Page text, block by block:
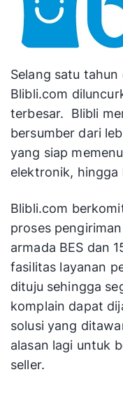
Selang satu
Blibli.com
terbesar. Blibli
bersumber dari
yang siap
elektronik, hingga
Blibli.com
proses
armada BES dan
fasilitas layanan
dituju sehingga
komplain dapat
solusi yang
alasan lagi untuk
seller.